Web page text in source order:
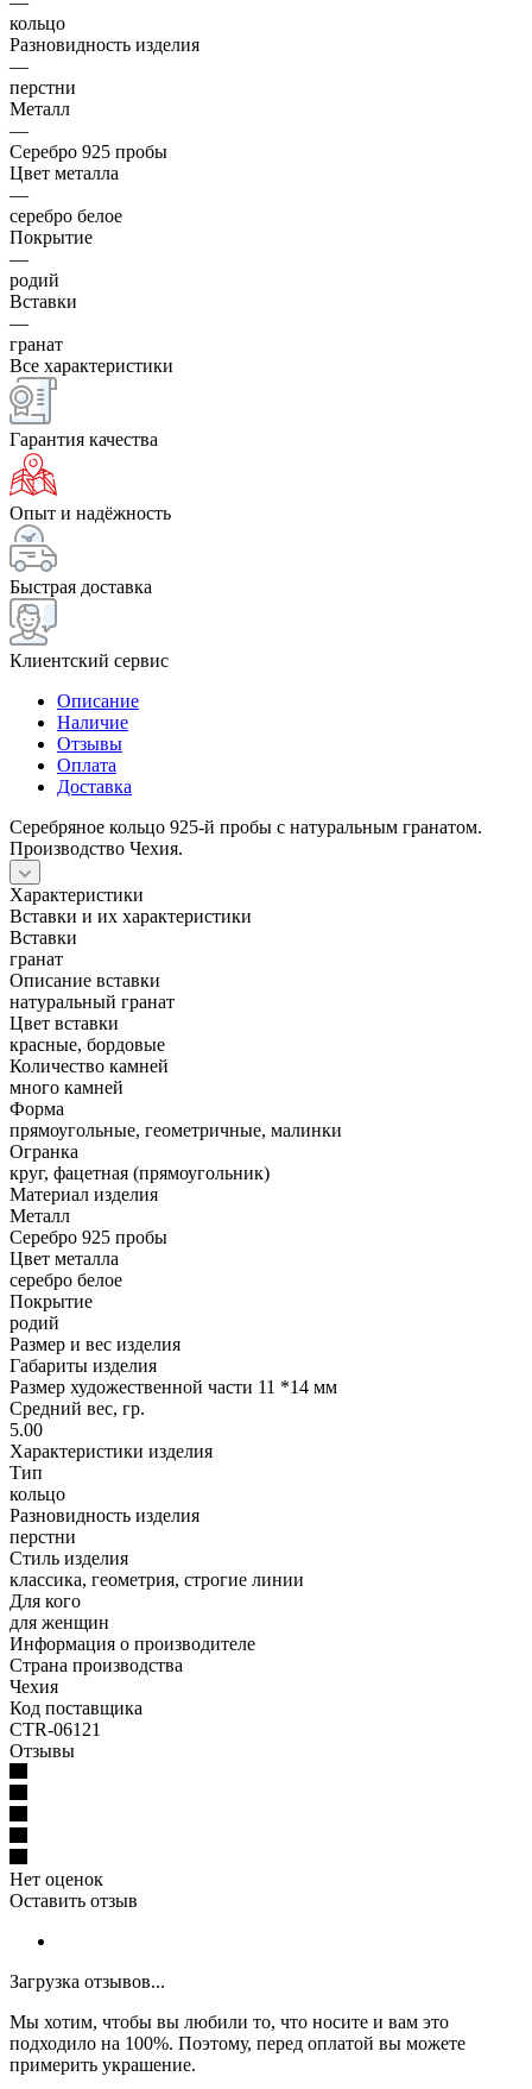
кольцо
Разновидность изделия
—
перстни
Металл
—
Серебро 925 пробы
Цвет металла
—
серебро белое
Покрытие
—
родий
Вставки
—
гранат
Все характеристики
Гарантия качества
Опыт и надёжность
Быстрая доставка
Клиентский сервис
Описание
Наличие
Отзывы
Оплата
Доставка
Серебряное кольцо 925-й пробы с натуральным гранатом.
Производство Чехия.
Характеристики
Вставки и их характеристики
Вставки
гранат
Описание вставки
натуральный гранат
Цвет вставки
красные, бордовые
Количество камней
много камней
Форма
прямоугольные, геометричные, малинки
Огранка
круг, фацетная (прямоугольник)
Материал изделия
Металл
Серебро 925 пробы
Цвет металла
серебро белое
Покрытие
родий
Размер и вес изделия
Габариты изделия
Размер художественной части 11 *14 мм
Средний вес, гр.
5.00
Характеристики изделия
Тип
кольцо
Разновидность изделия
перстни
Стиль изделия
классика, геометрия, строгие линии
Для кого
для женщин
Информация о производителе
Страна производства
Чехия
Код поставщика
CTR-06121
Отзывы
Нет оценок
Оставить отзыв
Загрузка отзывов...
Мы хотим, чтобы вы любили то, что носите и вам это
подходило на 100%. Поэтому, перед оплатой вы можете
примерить украшение.